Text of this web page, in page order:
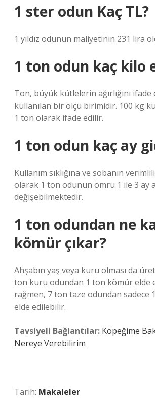
1 ster odun Kaç TL?
1 yıldız odunun maliyetinin 231 lira
1 ton odun kaç kilo
Ton, büyük kütlelerin ağırlığını
kullanılan bir ölçü birimidir. 100 kg
1 ton olarak ifade edilir.
1 ton odun kaç ay
Kullanım sıklığına ve sobanın
olarak 1 ton odunun ömrü 1 ile 3 ay
değişebilmektedir.
1 ton odundan ne
kömür çıkar?
Ahşabın yaş veya kuru olması da
ton kuru odundan 1 ton kömür elde
rağmen, 7 ton taze odundan sadece
elde edilebilir.
Tavsiyeli Bağlantılar: Köpeğime
Nereye Verebilirim
Tarih: Makaleler